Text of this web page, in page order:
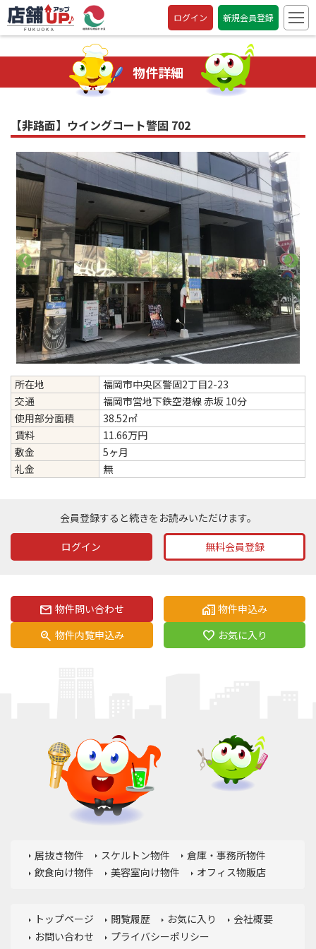
ログイン 新規会員登録
物件詳細
【非路面】ウイングコート警固 702
所在地
福岡市中央区警固2丁目2-23
交通
福岡市営地下鉄空港線 赤坂 10分
使用部分面積
38.52㎡
賃料
11.66万円
敷金
5ヶ月
礼金
無
会員登録すると続きをお読みいただけます。
ログイン 無料会員登録
mail 物件問い合わせ home_work 物件申込み
search_check 物件内覧申込み favorite お気に入り
居抜き物件 スケルトン物件
倉庫・事務所物件
飲食向け物件
美容室向け物件 オフィス物販店
トップページ 閲覧履歴 お気に入り
会社概要
お問い合わせ
プライバシーポリシー